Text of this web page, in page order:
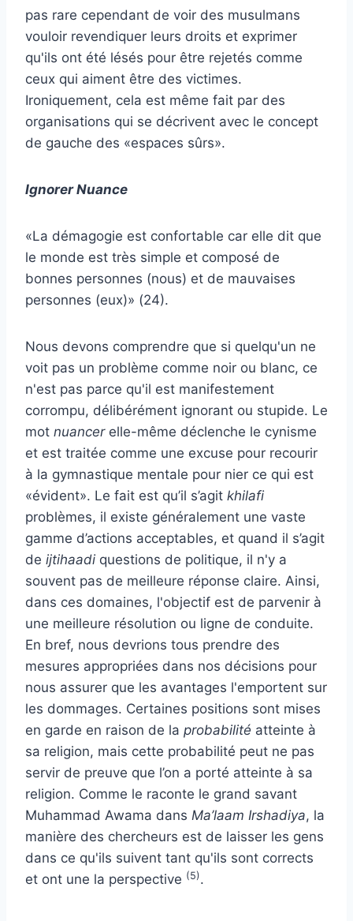
pas rare cependant de voir des musulmans
vouloir revendiquer leurs droits et exprimer
qu'ils ont été lésés pour être rejetés comme
ceux qui aiment être des victimes.
Ironiquement, cela est même fait par des
organisations qui se décrivent avec le concept
de gauche des «espaces sûrs».
Ignorer Nuance
«La démagogie est confortable car elle dit que
le monde est très simple et composé de
bonnes personnes (nous) et de mauvaises
personnes (eux)» (24).
Nous devons comprendre que si quelqu'un ne
voit pas un problème comme noir ou blanc, ce
n'est pas parce qu'il est manifestement
corrompu, délibérément ignorant ou stupide. Le
mot nuancerelle-même déclenche le cynisme
et est traitée comme une excuse pour recourir
à la gymnastique mentale pour nier ce qui est
«évident». Le fait est qu’il s’agit khilafi
problèmes, il existe généralement une vaste
gamme d’actions acceptables, et quand il s’agit
de ijtihaadi questions de politique, il n'y a
souvent pas de meilleure réponse claire. Ainsi,
dans ces domaines, l'objectif est de parvenir à
une meilleure résolution ou ligne de conduite.
En bref, nous devrions tous prendre des
mesures appropriées dans nos décisions pour
nous assurer que les avantages l'emportent sur
les dommages. Certaines positions sont mises
en garde en raison de la probabilité atteinte à
sa religion, mais cette probabilité peut ne pas
servir de preuve que l’on a porté atteinte à sa
religion. Comme le raconte le grand savant
Muhammad Awama dans Ma’laam Irshadiya, la
manière des chercheurs est de laisser les gens
dans ce qu'ils suivent tant qu'ils sont corrects
et ont une la perspective (5).